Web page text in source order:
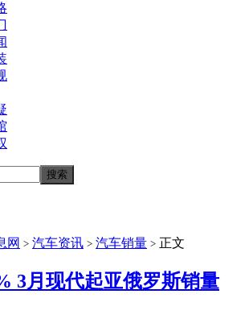
网 > 汽车资讯 > 汽车销量 > 正文
3月现代起亚俄罗斯销量